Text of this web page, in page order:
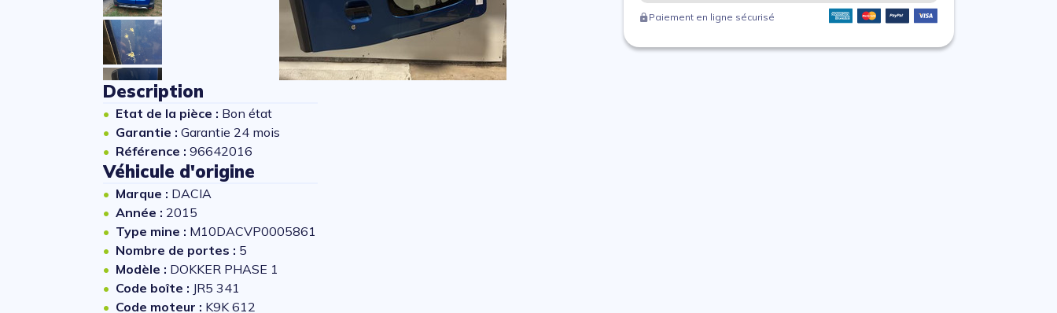
Description
Etat de la pièce : Bon état
Garantie : Garantie 24 mois
Référence : 96642016
Véhicule d'origine
Marque : DACIA
Année : 2015
Type mine : M10DACVP0005861
Nombre de portes : 5
Modèle : DOKKER PHASE 1
Code boîte : JR5 341
Code moteur : K9K 612
Paiement en ligne sécurisé